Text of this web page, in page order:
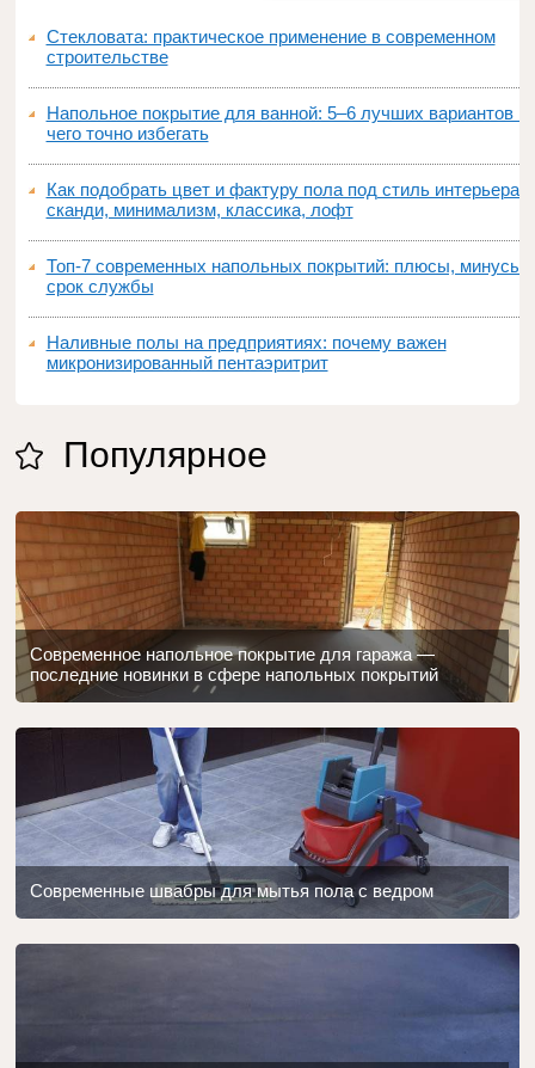
Стекловата: практическое применение в современном
строительстве
Напольное покрытие для ванной: 5–6 лучших вариантов и
чего точно избегать
Как подобрать цвет и фактуру пола под стиль интерьера:
сканди, минимализм, классика, лофт
Топ‑7 современных напольных покрытий: плюсы, минусы,
срок службы
Наливные полы на предприятиях: почему важен
микронизированный пентаэритрит
Популярное
Современное напольное покрытие для гаража —
последние новинки в сфере напольных покрытий
Современные швабры для мытья пола с ведром